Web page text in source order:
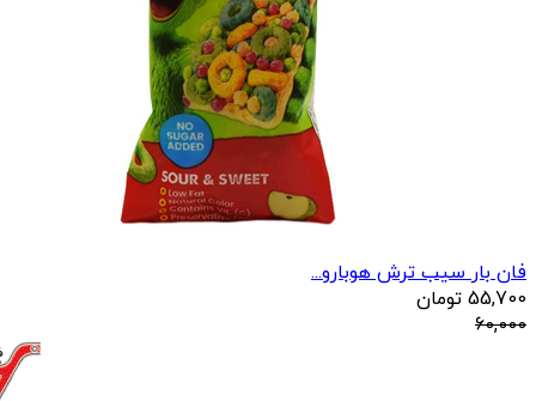
فان بار سیب ترش هوبارو...
55,700 تومان
60,000